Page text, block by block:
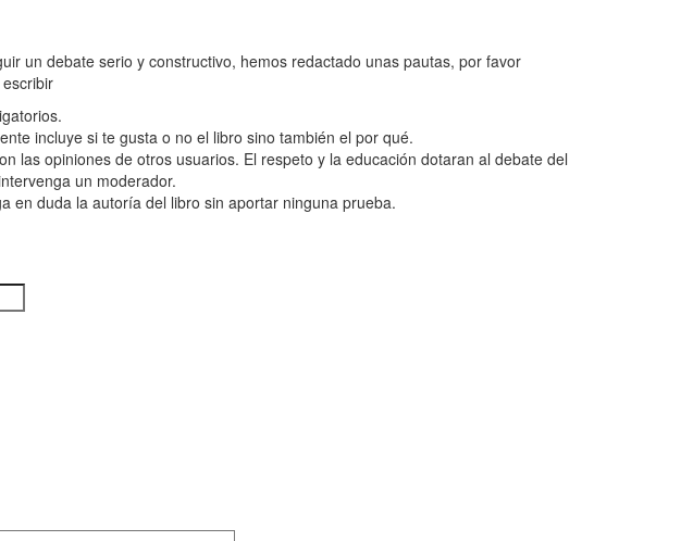
un debate serio y constructivo, hemos redactado unas pautas, por favor
incluye si te gusta o no el libro sino también el por qué.
las opiniones de otros usuarios. El respeto y la educación dotaran al debate del
un moderador.
en duda la autoría del libro sin aportar ninguna prueba.